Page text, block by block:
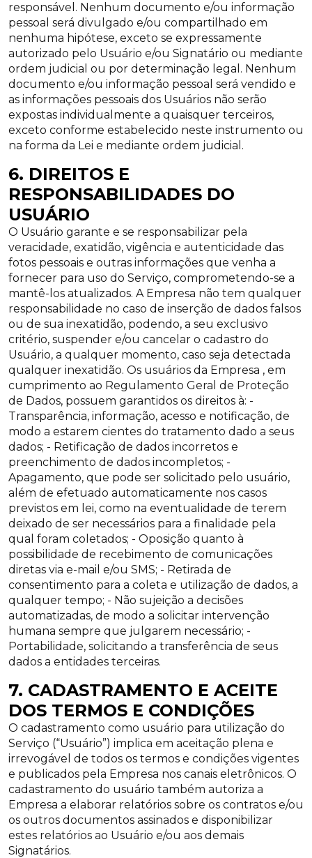
responsável. Nenhum documento e/ou informação
pessoal será divulgado e/ou compartilhado em
nenhuma hipótese, exceto se expressamente
autorizado pelo Usuário e/ou Signatário ou mediante
ordem judicial ou por determinação legal. Nenhum
documento e/ou informação pessoal será vendido e
as informações pessoais dos Usuários não serão
expostas individualmente a quaisquer terceiros,
exceto conforme estabelecido neste instrumento ou
na forma da Lei e mediante ordem judicial.
6. DIREITOS E
RESPONSABILIDADES DO
USUÁRIO
O Usuário garante e se responsabilizar pela
veracidade, exatidão, vigência e autenticidade das
fotos pessoais e outras informações que venha a
fornecer para uso do Serviço, comprometendo-se a
mantê-los atualizados. A Empresa não tem qualquer
responsabilidade no caso de inserção de dados falsos
ou de sua inexatidão, podendo, a seu exclusivo
critério, suspender e/ou cancelar o cadastro do
Usuário, a qualquer momento, caso seja detectada
qualquer inexatidão. Os usuários da Empresa , em
cumprimento ao Regulamento Geral de Proteção
de Dados, possuem garantidos os direitos à: -
Transparência, informação, acesso e notificação, de
modo a estarem cientes do tratamento dado a seus
dados; - Retificação de dados incorretos e
preenchimento de dados incompletos; -
Apagamento, que pode ser solicitado pelo usuário,
além de efetuado automaticamente nos casos
previstos em lei, como na eventualidade de terem
deixado de ser necessários para a finalidade pela
qual foram coletados; - Oposição quanto à
possibilidade de recebimento de comunicações
diretas via e-mail e/ou SMS; - Retirada de
consentimento para a coleta e utilização de dados, a
qualquer tempo; - Não sujeição a decisões
automatizadas, de modo a solicitar intervenção
humana sempre que julgarem necessário; -
Portabilidade, solicitando a transferência de seus
dados a entidades terceiras.
7. CADASTRAMENTO E ACEITE
DOS TERMOS E CONDIÇÕES
O cadastramento como usuário para utilização do
Serviço (“Usuário”) implica em aceitação plena e
irrevogável de todos os termos e condições vigentes
e publicados pela Empresa nos canais eletrônicos. O
cadastramento do usuário também autoriza a
Empresa a elaborar relatórios sobre os contratos e/ou
os outros documentos assinados e disponibilizar
estes relatórios ao Usuário e/ou aos demais
Signatários.